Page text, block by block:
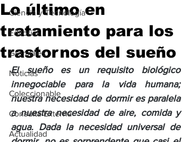
Ciencia y Tecnología
Editorial
Gremiales
Noticias
Coleccionable
Consulta Externa
Actualidad
Lo último en
tratamiento para los
trastornos del sueño
El sueño es un requisito biológico
innegociable para la vida humana;
nuestra necesidad de dormir es paralela
a nuestra necesidad de aire, comida y
agua. Dada la necesidad universal de